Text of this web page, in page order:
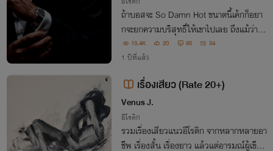
ไม่หลายP รักต่างวัย DILF Dirty Tal
k)
ถ้าบอสจะ So Damn Hot ขนาดนี้เค้กก็อยา
กจะยกความบริสุทธิ์ให้เขาไปเลย ถึงแม้ว่าเร
าจะไม่ได้เป็นอะไรกันก็ตาม!
13.4K 20 95 34
1 ปีที่แล้ว
เรื่องเสียว (Rate 20+)
Venus J.
อีโรติก
รวมเรื่องเสียวแนวอีโรติก จากหลากหลายอา
ชีพ เรื่องสั้น เรื่องยาว แล้วแต่อารมณ์ผู้เขียน